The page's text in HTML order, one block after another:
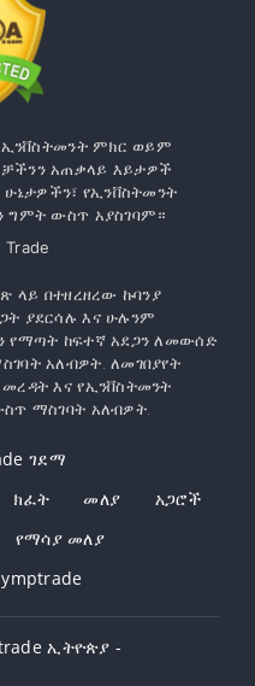
ምክር ወይም
አጠቃላይ እይታዎች
የኢንቨስትመንት
ግምት ውስጥ አያስገባም።
ላይ በተዘረዘረው ኩባንያ
ያደርሳሉ እና ሁሉንም
የማጣት ከፍተኛ አደጋን ለመውሰድ
አለብዎት. ለመገበያየት
እና የኢንቨስትመንት
ማስገባት አለብዎት.
ገደማ
ክፈት መለያ
አጋሮች
የማሳያ መለያ
ኢትዮጵያ -